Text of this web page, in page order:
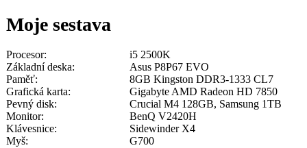
Moje sestava
Procesor:
i5 2500K
Základní deska:
Asus P8P67 EVO
Paměť:
8GB Kingston DDR3-1333 CL7
Grafická karta:
Gigabyte AMD Radeon HD 7850
Pevný disk:
Crucial M4 128GB, Samsung 1TB
Monitor:
BenQ V2420H
Klávesnice:
Sidewinder X4
Myš:
G700